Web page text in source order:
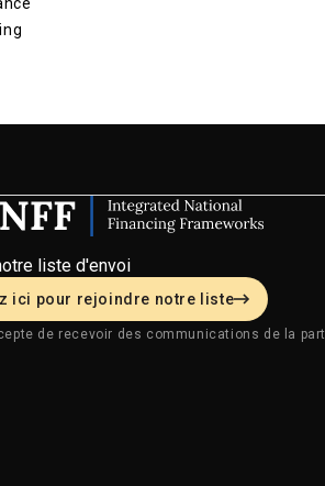
liste d'envoi
ici pour rejoindre notre liste
de recevoir des communications de la part